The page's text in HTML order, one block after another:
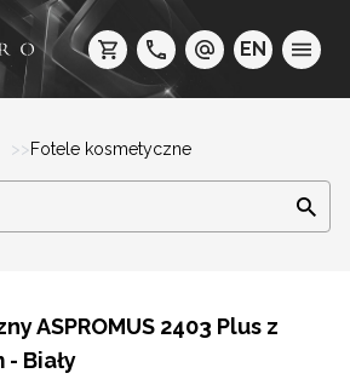
EN
Fotele kosmetyczne
ASPROMUS 2403 Plus z
Biały